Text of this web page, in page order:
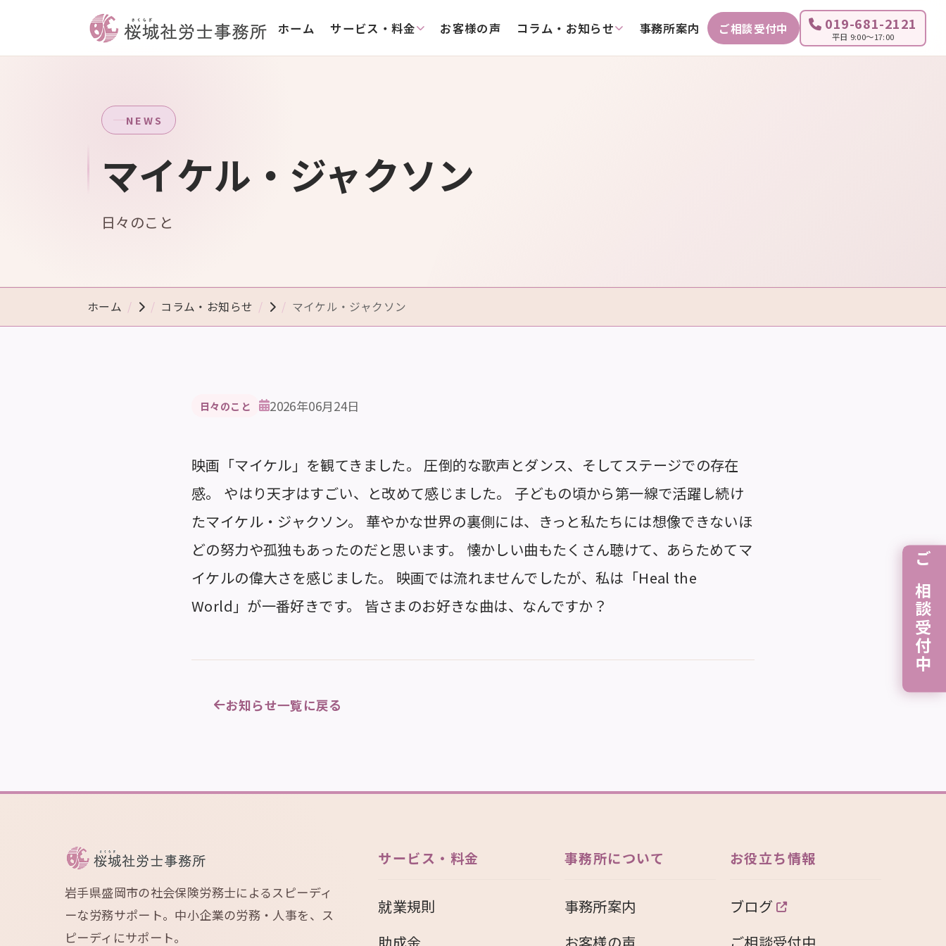
ホーム サービス・料金 お客様の声 コラム・お知らせ 事務所案内 ご相談受付中 019-681-2121
平日 9:00～17:00
ご相談受付中
NEWS
マイケル・ジャクソン
日々のこと
ホーム コラム・お知らせ マイケル・ジャクソン
日々のこと 2026年06月24日
映画「マイケル」を観てきました。 圧倒的な歌声とダンス、そしてステージでの存在
感。 やはり天才はすごい、と改めて感じました。 子どもの頃から第一線で活躍し続け
たマイケル・ジャクソン。 華やかな世界の裏側には、きっと私たちには想像できないほ
どの努力や孤独もあったのだと思います。 懐かしい曲もたくさん聴けて、あらためてマ
イケルの偉大さを感じました。 映画では流れませんでしたが、私は「Heal the
World」が一番好きです。 皆さまのお好きな曲は、なんですか？
お知らせ一覧に戻る
岩手県盛岡市の社会保険労務士によるスピーディ
ーな労務サポート。中小企業の労務・人事を、ス
ピーディにサポート。
サービス・料金
就業規則
事務所について
事務所案内
お役立ち情報
ブログ